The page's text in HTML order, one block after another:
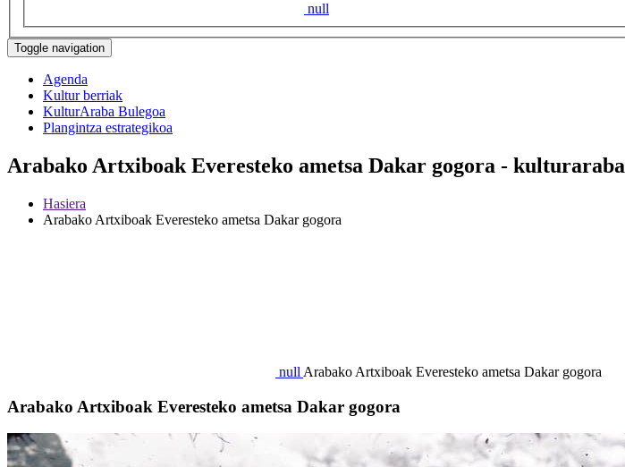
null
Toggle navigation
Agenda
Kultur berriak
KulturAraba Bulegoa
Plangintza estrategikoa
Arabako Artxiboak Everesteko ametsa Dakar gogora - kulturaraba
Hasiera
Arabako Artxiboak Everesteko ametsa Dakar gogora
null Arabako Artxiboak Everesteko ametsa Dakar gogora
Arabako Artxiboak Everesteko ametsa Dakar gogora